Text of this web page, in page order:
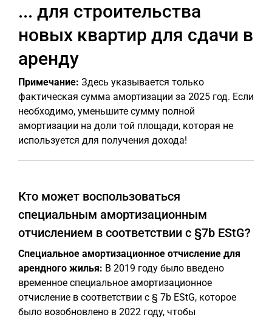
... для строительства
новых квартир для сдачи в
аренду
Примечание: Здесь указывается только
фактическая сумма амортизации за 2025 год. Если
необходимо, уменьшите сумму полной
амортизации на доли той площади, которая не
используется для получения дохода!
Кто может воспользоваться
специальным амортизационным
отчислением в соответствии с §7b EStG?
Специальное амортизационное отчисление для
арендного жилья: В 2019 году было введено
временное специальное амортизационное
отчисление в соответствии с § 7b EStG, которое
было возобновлено в 2022 году, чтобы